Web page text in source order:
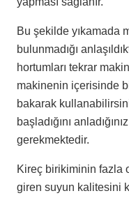
Bu şekilde yıkamada
bulunmadığı
hortumları tekrar
makinenin içerisinde
bakarak
başladığını
gerekmektedir.
Kireç birikiminin fazla
giren suyun kalitesini